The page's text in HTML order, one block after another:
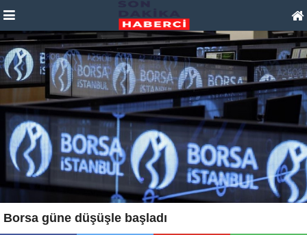
Borsa güne düşüşle başladı